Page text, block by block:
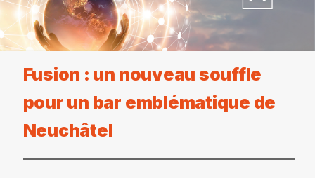
Fusion : un nouveau souffle
pour un bar emblématique de
Neuchâtel